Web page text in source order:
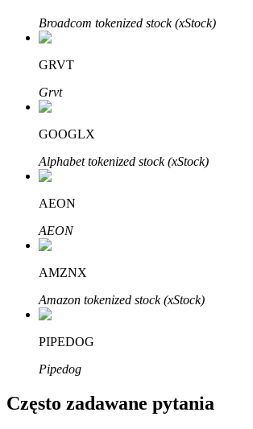
Dowiedz się, jak uzyskać dochód pasywny
Broadcom tokenized stock (xStock)
GRVT
Grvt
GOOGLX
Alphabet tokenized stock (xStock)
AEON
AEON
AMZNX
Amazon tokenized stock (xStock)
PIPEDOG
Pipedog
Często zadawane pytania